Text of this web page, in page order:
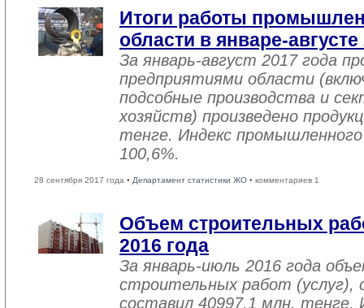
Итоги работы
области в январе-августе
За январь-август 2017 года
предприятиями области
подсобные производства и
хозяйств) произведено
тенге. Индекс
100,6%.
28 сентября 2017 года • Департамент статистики ЖО • комментариев 1
Объем строительных
2016 года
За январь-июль 2016 года
строительных работ (услуг),
составил 40997,1 млн. тенге.